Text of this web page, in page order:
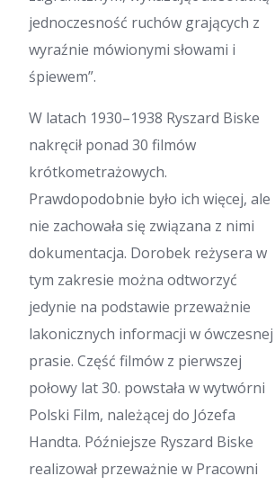
jednoczesność ruchów grających z
wyraźnie mówionymi słowami i
śpiewem”.
W latach 1930–1938 Ryszard Biske
nakręcił ponad 30 filmów
krótkometrażowych.
Prawdopodobnie było ich więcej, ale
nie zachowała się związana z nimi
dokumentacja. Dorobek reżysera w
tym zakresie można odtworzyć
jedynie na podstawie przeważnie
lakonicznych informacji w ówczesnej
prasie. Część filmów z pierwszej
połowy lat 30. powstała w wytwórni
Polski Film, należącej do Józefa
Handta. Późniejsze Ryszard Biske
realizował przeważnie w Pracowni